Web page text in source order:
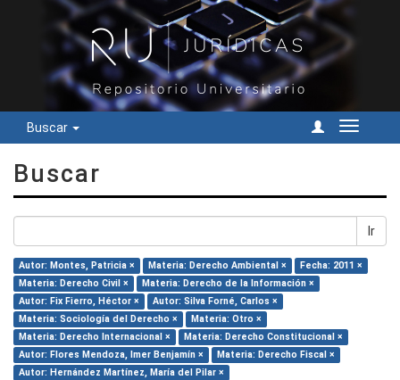
Buscar
Cambiar
Buscar
Ir
Autor: Montes, Patricia × Materia: Derecho Ambiental ×
Fecha: 2011 ×
Materia: Derecho Civil ×
Materia: Derecho de la Información ×
Autor: Fix Fierro, Héctor ×
Autor: Silva Forné, Carlos ×
Materia: Sociología del Derecho ×
Materia: Otro ×
Materia: Derecho Internacional ×
Materia: Derecho Constitucional ×
Autor: Flores Mendoza, Imer Benjamín ×
Materia: Derecho Fiscal ×
Autor: Hernández Martínez, María del Pilar ×